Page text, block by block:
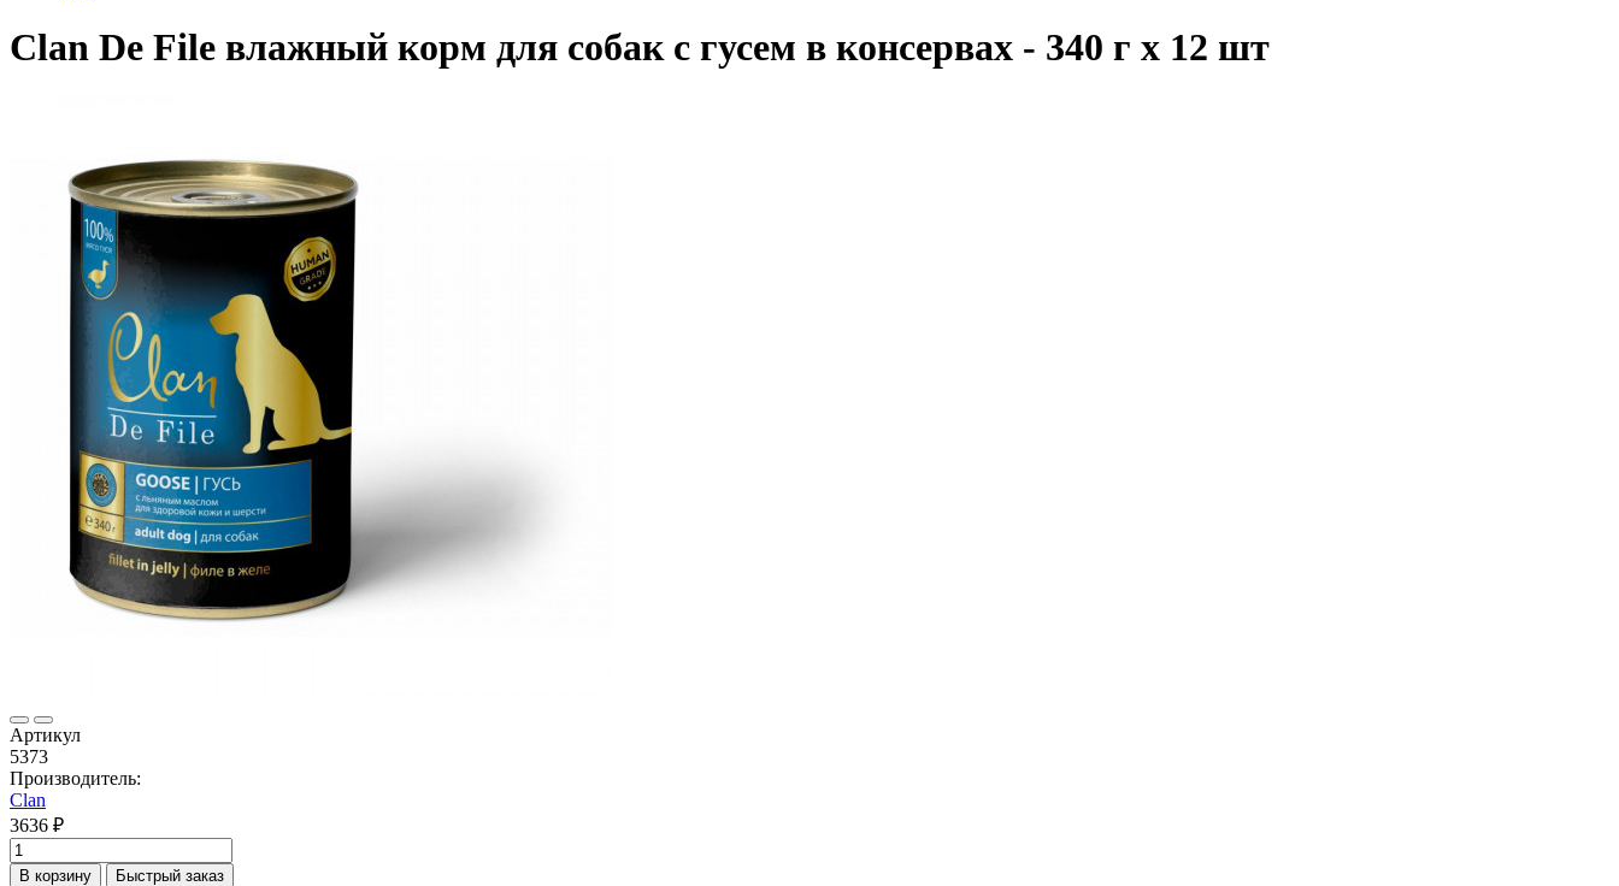
Clan De File влажный корм для собак с гусем в консервах - 340 г x 12 шт
Артикул
5373
Производитель:
Clan
3636 ₽
В корзину Быстрый заказ